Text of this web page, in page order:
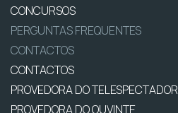
CONCURSOS
PERGUNTAS FREQUENTES
CONTACTOS
CONTACTOS
PROVEDORA DO TELESPECTADOR
PROVEDORA DO OUVINTE